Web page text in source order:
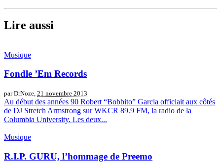
Lire aussi
Musique
Fondle ’Em Records
par DrNoze, 21 novembre 2013
Au début des années 90 Robert “Bobbito” Garcia officiait aux côtés
de DJ Stretch Armstrong sur WKCR 89.9 FM, la radio de la
Columbia University. Les deux...
Musique
R.I.P. GURU, l’hommage de Preemo